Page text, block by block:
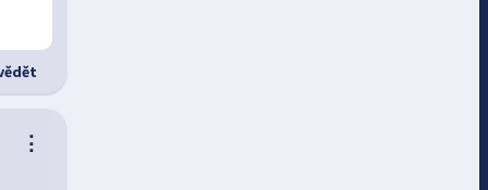
⋮